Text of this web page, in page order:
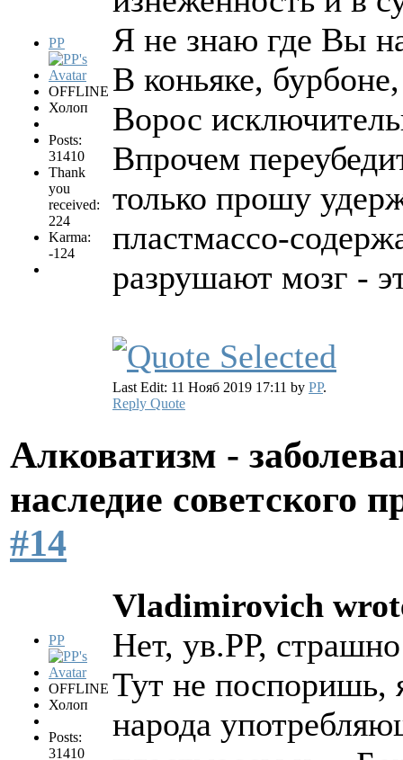
PP
OFFLINE
Холоп
Posts:
31410
Thank
you
received:
224
Karma:
-124
Я не знаю где Вы
В коньяке,
Ворос
Впрочем
только прошу
пластмассо-
разрушают мозг -
Last Edit: 11 Нояб 2019 17:11 by PP.
Reply Quote
Алковатизм -
наследие советского
#14
PP
OFFLINE
Холоп
Posts:
31410
Vladimirovich
Нет, ув.РР,
Тут не поспоришь,
народа